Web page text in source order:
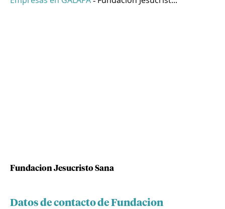
Fundacion Jesucristo Sana
Datos de contacto de Fundacion